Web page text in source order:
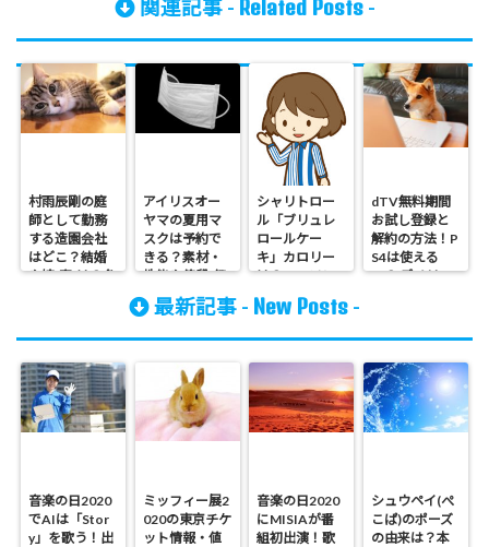
関連記事 - Related Posts-
村雨辰剛の庭
師として勤務
する造園会社
はどこ？結婚
や嫁(妻)は？名
アイリスオー
ヤマの夏用マ
スクは予約で
きる？素材・
性能や値段(価
格)も気にな
る！
シャリトロー
ル「ブリュレ
ロールケー
キ」カロリー
は？ローソン
値段(価格)や食
べた感想など
dTV無料期間
お試し登録と
解約の方法！P
S4は使える
の？ デメリッ
最新記事 - New Posts -
音楽の日2020
でAIは「Stor
y」を歌う！出
ミッフィー展2
020の東京チケ
ット情報・値
音楽の日2020
にMISIAが番
組初出演！歌
シュウペイ(ぺ
こぱ)のポーズ
の由来は？本